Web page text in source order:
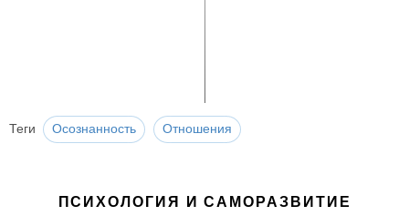
Теги Осознанность Отношения
ПСИХОЛОГИЯ И САМОРАЗВИТИЕ